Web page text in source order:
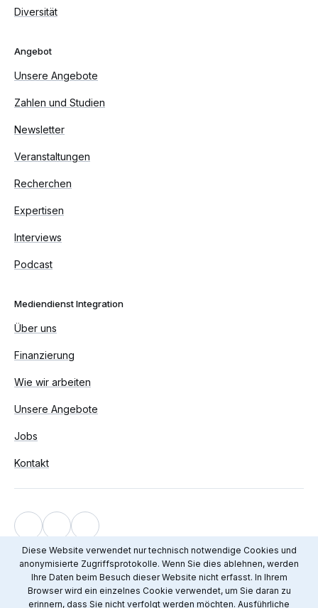
Diese Website verwendet nur technisch notwendige Cookies und
anonymisierte Zugriffsprotokolle. Wenn Sie dies ablehnen, werden
Ihre Daten beim Besuch dieser Website nicht erfasst. In Ihrem
Browser wird ein einzelnes Cookie verwendet, um Sie daran zu
erinnern, dass Sie nicht verfolgt werden möchten. Ausführliche
Diversität
Angebot
Unsere Angebote
Zahlen und Studien
Newsletter
Veranstaltungen
Recherchen
Expertisen
Interviews
Podcast
Mediendienst Integration
Über uns
Finanzierung
Wie wir arbeiten
Unsere Angebote
Jobs
Kontakt
© 2012 - 2026 Mediendienst Integration
Impressum
Datenschutz